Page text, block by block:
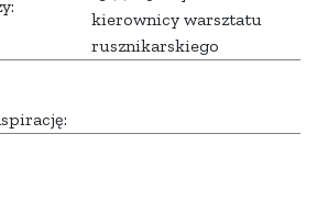
kierownicy warsztatu
rusznikarskiego